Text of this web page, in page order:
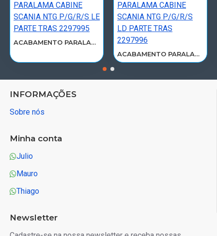
ACABAMENTO PARALAMA CABINE SCANIA NTG P/G/R/S LE PARTE TRAS 2297995
ACABAMENTO PARALAMA CABINE SCANIA NTG P/G/R/S LD PARTE TRAS 2297996
INFORMAÇÕES
Sobre nós
Minha conta
Julio
Mauro
Thiago
Newsletter